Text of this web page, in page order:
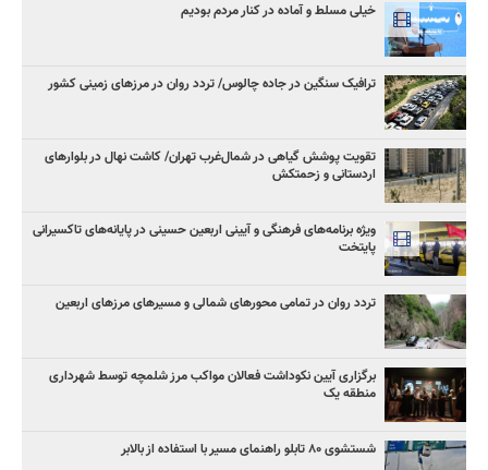
خیلی مسلط و آماده در کنار مردم بودیم
ترافیک سنگین در جاده چالوس/ تردد روان در مرزهای زمینی کشور
تقویت پوشش گیاهی در شمال‌غرب تهران/ کاشت نهال در بلوارهای
اردستانی و زحمتکش
ویژه برنامه‌های فرهنگی و آیینی اربعین حسینی در پایانه‌های تاکسیرانی
پایتخت
تردد روان در تمامی محورهای شمالی و مسیرهای مرزهای اربعین
برگزاری آیین نکوداشت فعالان مواکب مرز شلمچه توسط شهرداری
منطقه یک
شستشوی ۸۰ تابلو راهنمای مسیر با استفاده از بالابر